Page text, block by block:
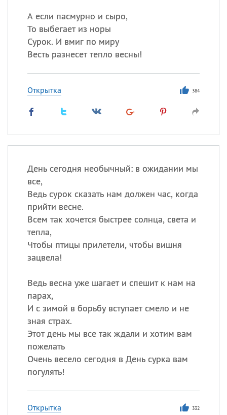
А если пасмурно и сыро,
То выбегает из норы
Сурок. И вмиг по миру
Весть разнесет тепло весны!
Открытка 384
День сегодня необычный: в ожидании мы
все,
Ведь сурок сказать нам должен час, когда
прийти весне.
Всем так хочется быстрее солнца, света и
тепла,
Чтобы птицы прилетели, чтобы вишня
зацвела!
Ведь весна уже шагает и спешит к нам на
парах,
И с зимой в борьбу вступает смело и не
зная страх.
Этот день мы все так ждали и хотим вам
пожелать
Очень весело сегодня в День сурка вам
погулять!
Открытка 332
Анфиса
Посмотреть значение